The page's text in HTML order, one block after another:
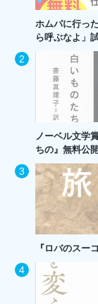
ホムパに行っ
ら呼ぶなよ」
ノーベル文学
ちの』無料公開
『ロバのスー